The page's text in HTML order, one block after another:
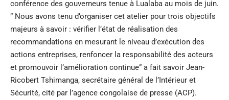
conférence des gouverneurs tenue à Lualaba au mois de juin.
” Nous avons tenu d’organiser cet atelier pour trois objectifs
majeurs à savoir : vérifier l’état de réalisation des
recommandations en mesurant le niveau d’exécution des
actions entreprises, renfoncer la responsabilité des acteurs
et promouvoir l’amélioration continue” a fait savoir Jean-
Ricobert Tshimanga, secrétaire général de l’Intérieur et
Sécurité, cité par l’agence congolaise de presse (ACP).